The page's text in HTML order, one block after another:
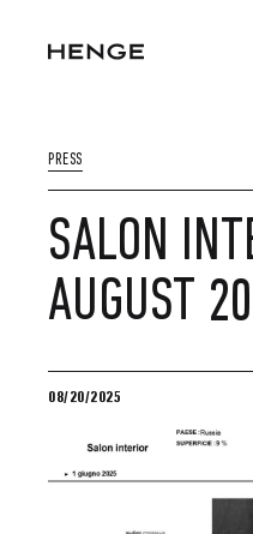
PRESS
SALON
AUGUST
08/20/2025